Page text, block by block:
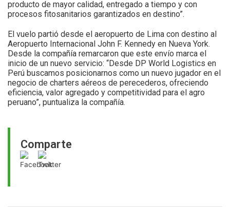
Comparte
producto de mayor calidad, entregado a tiempo y con
procesos fitosanitarios garantizados en destino”.
El vuelo partió desde el aeropuerto de Lima con destino al
Aeropuerto Internacional John F. Kennedy en Nueva York.
Desde la compañía remarcaron que este envío marca el
inicio de un nuevo servicio: “Desde DP World Logistics en
Perú buscamos posicionarnos como un nuevo jugador en el
negocio de charters aéreos de perecederos, ofreciendo
eficiencia, valor agregado y competitividad para el agro
peruano”, puntualiza la compañía.